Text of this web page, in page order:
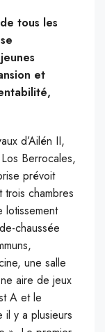
tous les
et
d’Ailén II,
Berrocales,
prévoit
chambres
lotissement
chaussée
une salle
aire de jeux
A et le
il y a plusieurs